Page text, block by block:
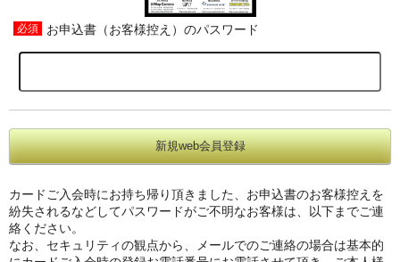
お申込書（お客様控え）のパスワード
カードご入会時にお持ち帰り頂きました、お申込書のお客様控えを
紛失されるなどしてパスワードがご不明なお客様は、以下までご連
絡ください。
なお、セキュリティの観点から、メールでのご連絡の場合は基本的